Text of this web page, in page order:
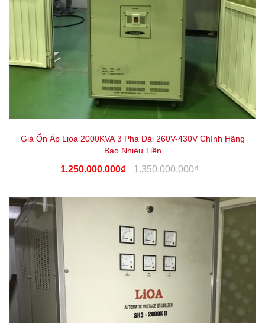
Giá Ổn Áp Lioa 2000KVA 3 Pha Dải 260V-430V Chính Hãng
Bao Nhiêu Tiền
1.250.000.000₫ 1.350.000.000₫